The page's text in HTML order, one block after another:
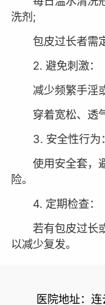
洗剂;
包皮过长者需定
2. 避免刺激：
减少频繁手淫或
穿着宽松、透气
3. 安全性行为：
使用安全套，避
险。
4. 定期检查：
若有包皮过长或
以减少复发。
医院地址：